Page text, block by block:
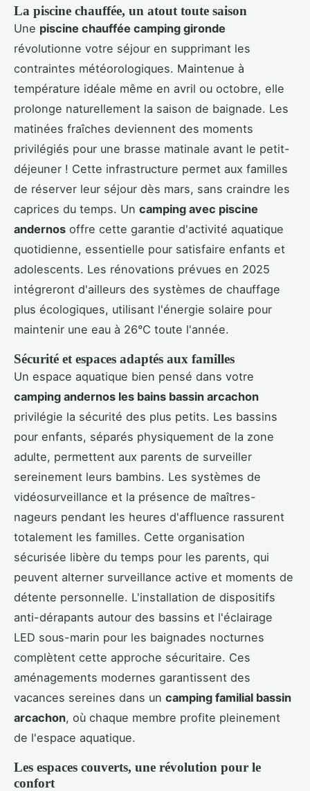
La piscine chauffée, un atout toute saison
Une piscine chauffée camping gironde
révolutionne votre séjour en supprimant les
contraintes météorologiques. Maintenue à
température idéale même en avril ou octobre, elle
prolonge naturellement la saison de baignade. Les
matinées fraîches deviennent des moments
privilégiés pour une brasse matinale avant le petit-
déjeuner ! Cette infrastructure permet aux familles
de réserver leur séjour dès mars, sans craindre les
caprices du temps. Un camping avec piscine
andernos offre cette garantie d'activité aquatique
quotidienne, essentielle pour satisfaire enfants et
adolescents. Les rénovations prévues en 2025
intégreront d'ailleurs des systèmes de chauffage
plus écologiques, utilisant l'énergie solaire pour
maintenir une eau à 26°C toute l'année.
Sécurité et espaces adaptés aux familles
Un espace aquatique bien pensé dans votre
camping andernos les bains bassin arcachon
privilégie la sécurité des plus petits. Les bassins
pour enfants, séparés physiquement de la zone
adulte, permettent aux parents de surveiller
sereinement leurs bambins. Les systèmes de
vidéosurveillance et la présence de maîtres-
nageurs pendant les heures d'affluence rassurent
totalement les familles. Cette organisation
sécurisée libère du temps pour les parents, qui
peuvent alterner surveillance active et moments de
détente personnelle. L'installation de dispositifs
anti-dérapants autour des bassins et l'éclairage
LED sous-marin pour les baignades nocturnes
complètent cette approche sécuritaire. Ces
aménagements modernes garantissent des
vacances sereines dans un camping familial bassin
arcachon, où chaque membre profite pleinement
de l'espace aquatique.
Les espaces couverts, une révolution pour le
confort